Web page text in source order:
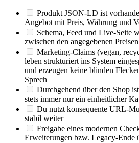
Produkt JSON-LD ist
Angebot mit Preis, Währung und
Schema, Feed und Live-Seite
zwischen den angegebenen
Marketing-Claims (vegan,
leben strukturiert ins System
und erzeugen keine blinden
Sprech
Durchgehend über den Shop
stets immer nurein einheitlicher
Du nutzt konsequente URL-
stabil weiter
Freigabe eines modernen
Erweiterungen bzw. Legacy-Ende